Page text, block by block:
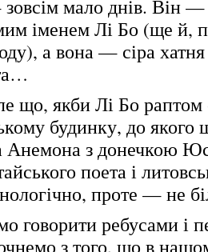
мало днів. Він
іменем Лі Бо (ще й,
а вона — сіра
що, якби Лі Бо раптом
будинку, до якого
Анемона з донечкою
поета і
проте — не
говорити ребусами і
з того, що в